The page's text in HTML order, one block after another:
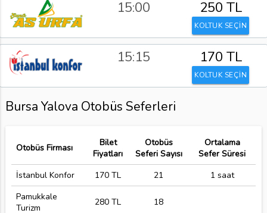
15:00 250 TL
KOLTUK SEÇİN
15:15 170 TL
KOLTUK SEÇİN
Bursa Yalova Otobüs Seferleri
Otobüs Firması
Bilet
Fiyatları
Otobüs
Seferi Sayısı
Ortalama
Sefer Süresi
İstanbul Konfor
170 TL 21
1 saat
Pamukkale
Turizm
280 TL 18